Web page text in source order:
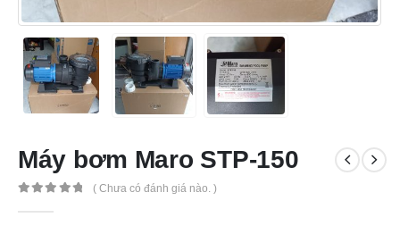
Máy bơm Maro STP-150
( Chưa có đánh giá nào. )